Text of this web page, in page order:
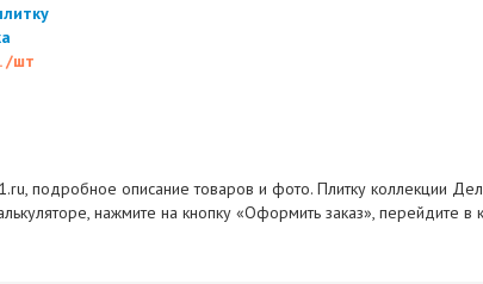
/шт
подробное описание товаров и фото. Плитку коллекции
нажмите на кнопку «Оформить заказ», перейдите